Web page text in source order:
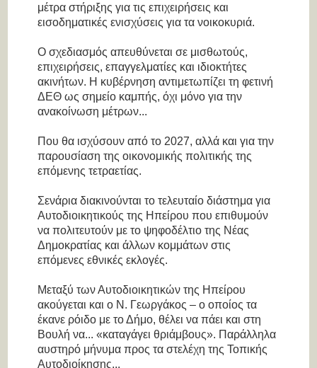
μέτρα στήριξης για τις επιχειρήσεις και
εισοδηματικές ενισχύσεις για τα νοικοκυριά.
Ο σχεδιασμός απευθύνεται σε μισθωτούς,
επιχειρήσεις, επαγγελματίες και ιδιοκτήτες
ακινήτων. Η κυβέρνηση αντιμετωπίζει τη φετινή
ΔΕΘ ως σημείο καμπής, όχι μόνο για την
ανακοίνωση μέτρων...
Που θα ισχύσουν από το 2027, αλλά και για την
παρουσίαση της οικονομικής πολιτικής της
επόμενης τετραετίας.
Σενάρια διακινούνται το τελευταίο διάστημα για
Αυτοδιοικητικούς της Ηπείρου που επιθυμούν
να πολιτευτούν με το ψηφοδέλτιο της Νέας
Δημοκρατίας και άλλων κομμάτων στις
επόμενες εθνικές εκλογές.
Μεταξύ των Αυτοδιοικητικών της Ηπείρου
ακούγεται και ο Ν. Γεωργάκος – ο οποίος τα
έκανε ρόιδο με το Δήμο, θέλει να πάει και στη
Βουλή να... «καταγάγει θριάμβους». Παράλληλα
αυστηρό μήνυμα προς τα στελέχη της Τοπικής
Αυτοδιοίκησης...